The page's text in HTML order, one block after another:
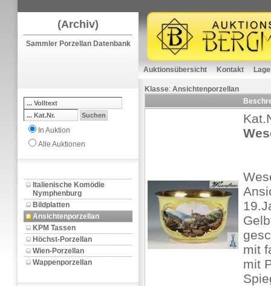
(Archiv)
Sammler Porzellan Datenbank
In Auktion
Alle Auktionen
Italienische Komödie
Nymphenburg
Bildplatten
Ansichtenporzellan
KPM Tassen
Höchst-Porzellan
Wien-Porzellan
Wappenporzellan
Auktionsübersicht Kontakt
Klasse: Ansichtenporzellan
mit
mit